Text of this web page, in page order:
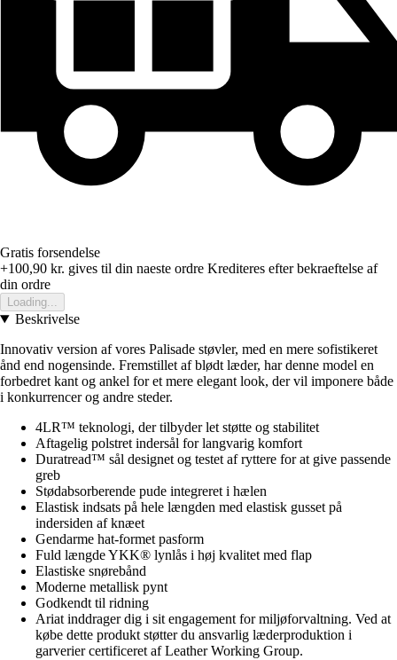
Gratis forsendelse
+100,90 kr. gives til din naeste ordre Krediteres efter bekraeftelse af
din ordre
Loading...
Beskrivelse
Innovativ version af vores Palisade støvler, med en mere sofistikeret
ånd end nogensinde. Fremstillet af blødt læder, har denne model en
forbedret kant og ankel for et mere elegant look, der vil imponere både
i konkurrencer og andre steder.
4LR™ teknologi, der tilbyder let støtte og stabilitet
Aftagelig polstret indersål for langvarig komfort
Duratread™ sål designet og testet af ryttere for at give passende
greb
Stødabsorberende pude integreret i hælen
Elastisk indsats på hele længden med elastisk gusset på
indersiden af knæet
Gendarme hat-formet pasform
Fuld længde YKK® lynlås i høj kvalitet med flap
Elastiske snørebånd
Moderne metallisk pynt
Godkendt til ridning
Ariat inddrager dig i sit engagement for miljøforvaltning. Ved at
købe dette produkt støtter du ansvarlig læderproduktion i
garverier certificeret af Leather Working Group.